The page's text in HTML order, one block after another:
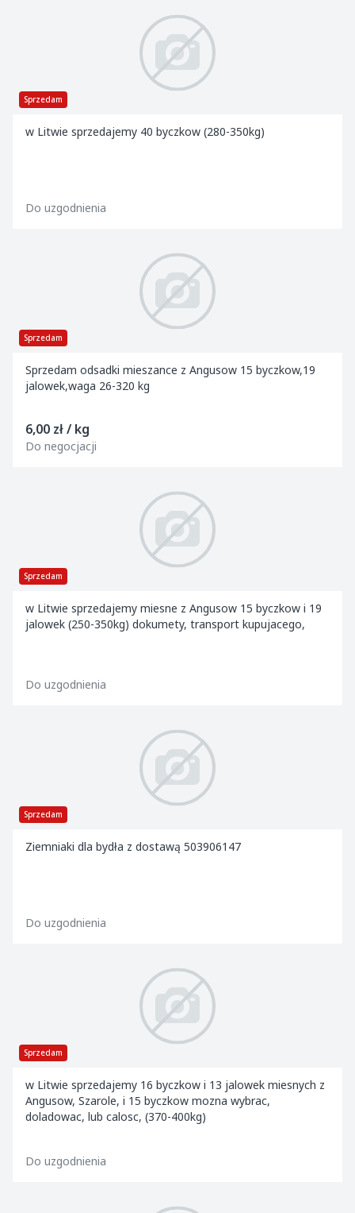
Sprzedam
w Litwie sprzedajemy 40 byczkow (280-350kg)
Do uzgodnienia
Sprzedam
Sprzedam odsadki mieszance z Angusow 15 byczkow,19
jalowek,waga 26-320 kg
6,00 zł / kg
Do negocjacji
Sprzedam
w Litwie sprzedajemy miesne z Angusow 15 byczkow i 19
jalowek (250-350kg) dokumety, transport kupujacego,
Do uzgodnienia
Sprzedam
Ziemniaki dla bydła z dostawą 503906147
Do uzgodnienia
Sprzedam
w Litwie sprzedajemy 16 byczkow i 13 jalowek miesnych z
Angusow, Szarole, i 15 byczkow mozna wybrac,
doladowac, lub calosc, (370-400kg)
Do uzgodnienia